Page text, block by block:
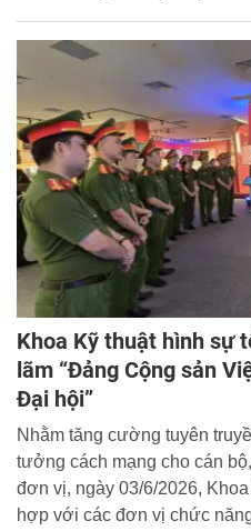
quan, đúng quy định và đạt
Khoa Kỹ thuật hình sự
lãm “Đảng Cộng sản Việt Nam - Từ Đại hội đến
Đại hội”
Nhằm tăng cường tuyên
tưởng cách mạng cho cán
đơn vị, ngày 03/6/2026,
hợp với các đơn vị chức